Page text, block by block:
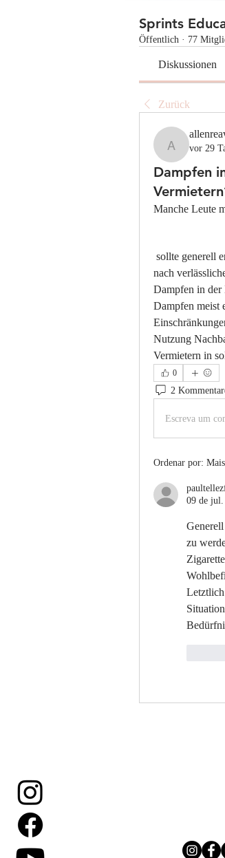
Sprints
Öffentlich · 77
Diskussionen
Zurück
vor 29
Dampfen
Manche Leute
nach
Dampfen in der
Dampfen meist
Nutzung
Vermietern in
0
2
Escreva um
Ordenar por:
09 de jul.
zu
Letztlich